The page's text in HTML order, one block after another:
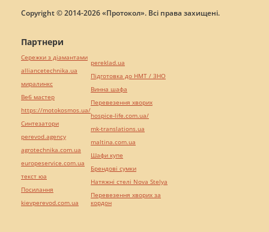
Copyright © 2014-2026 «Протокол». Всі права захищені.
Партнери
Сережки з діамантами
alliancetechnika.ua
миралинкс
Веб мастер
https://motokosmos.ua/
Синтезатори
perevod.agency
agrotechnika.com.ua
europeservice.com.ua
текст юа
Посилання
kievperevod.com.ua
pereklad.ua
Підготовка до НМТ / ЗНО
Винна шафа
Перевезення хворих
hospice-life.com.ua/
mk-translations.ua
maltina.com.ua
Шафи купе
Брендові сумки
Натяжні стелі Nova Stelya
Перевезення хворих за
кордон